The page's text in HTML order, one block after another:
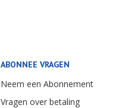
ABONNEE VRAGEN
Neem een Abonnement
Vragen over betaling